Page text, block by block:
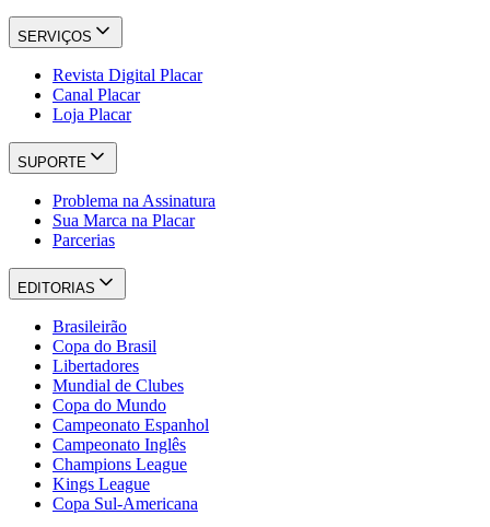
SERVIÇOS
Revista Digital Placar
Canal Placar
Loja Placar
SUPORTE
Problema na Assinatura
Sua Marca na Placar
Parcerias
EDITORIAS
Brasileirão
Copa do Brasil
Libertadores
Mundial de Clubes
Copa do Mundo
Campeonato Espanhol
Campeonato Inglês
Champions League
Kings League
Copa Sul-Americana